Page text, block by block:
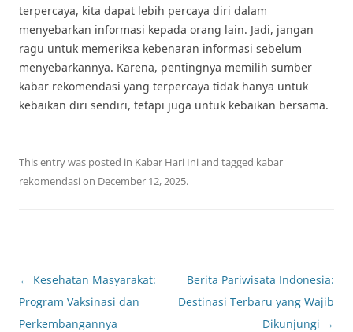
terpercaya, kita dapat lebih percaya diri dalam
menyebarkan informasi kepada orang lain. Jadi, jangan
ragu untuk memeriksa kebenaran informasi sebelum
menyebarkannya. Karena, pentingnya memilih sumber
kabar rekomendasi yang terpercaya tidak hanya untuk
kebaikan diri sendiri, tetapi juga untuk kebaikan bersama.
This entry was posted in Kabar Hari Iniand tagged kabar
rekomendasion December 12, 2025.
Post
navigation
← Kesehatan Masyarakat:
Program Vaksinasi dan
Perkembangannya
Berita Pariwisata Indonesia:
Destinasi Terbaru yang Wajib
Dikunjungi →